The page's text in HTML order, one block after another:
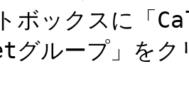
ボックスに「
ループ」をク